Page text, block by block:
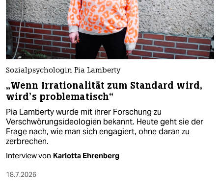
Sozialpsychologin Pia Lamberty
„Wenn Irrationalität zum Standard wird,
wird’s problematisch“
Pia Lamberty wurde mit ihrer Forschung zu
Verschwörungsideologien bekannt. Heute geht sie der
Frage nach, wie man sich engagiert, ohne daran zu
zerbrechen.
Interview von Karlotta Ehrenberg
18.7.2026